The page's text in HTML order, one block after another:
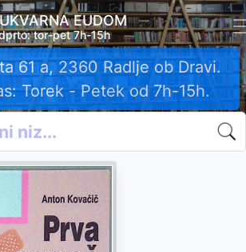
EUDOM
tor-pet 7h-15h
61 a, 2360 Radlje ob Dravi.
Torek - Petek od 7h-15h.